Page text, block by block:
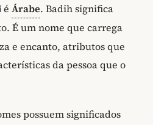
é Árabe. Badih significa
É um nome que carrega
e encanto, atributos que
da pessoa que o
possuem significados